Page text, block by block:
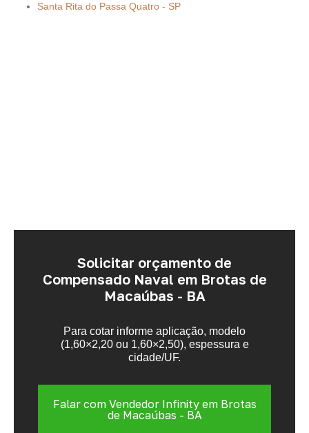
Santa Rita do Passa Quatro - SP
Solicitar orçamento de
Compensado Naval em Brotas de
Macaúbas - BA
Para cotar informe aplicação, modelo
(1,60×2,20 ou 1,60×2,50), espessura e
cidade/UF.
Falar com Vendedor Infinity em Brotas
de Macaúbas - BA